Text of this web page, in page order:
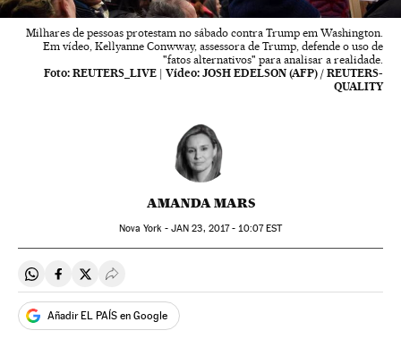
Milhares de pessoas protestam no sábado contra Trump em Washington.
Em vídeo, Kellyanne Conwway, assessora de Trump, defende o uso de
"fatos alternativos" para analisar a realidade.
Foto: REUTERS_LIVE | Vídeo: JOSH EDELSON (AFP) / REUTERS-
QUALITY
AMANDA MARS
Nova York - JAN 23, 2017 - 10:07EST
Compartir en Whatsapp
Compartir en Facebook
Compartir en Twitter
Desplegar Redes Sociales
Añadir EL PAÍS en Google